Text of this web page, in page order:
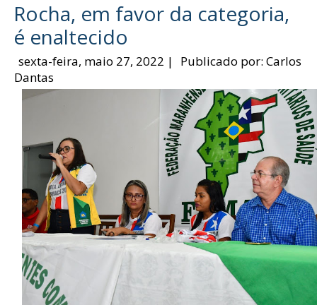
Rocha, em favor da categoria,
é enaltecido
sexta-feira, maio 27, 2022 | Publicado por:Carlos
Dantas